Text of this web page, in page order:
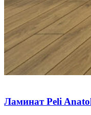
Ламинат Peli